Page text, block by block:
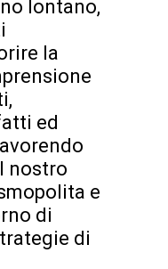
lontano,
la
ed
nostro
e
di
di